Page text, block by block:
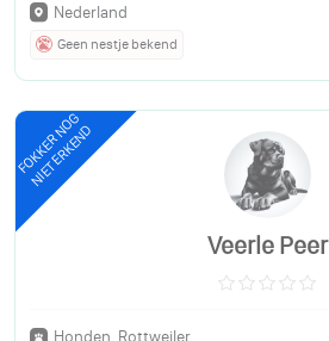
Nederland
Geen nestje bekend
FOKKER NOG
NIET ERKEND
Veerle Peer